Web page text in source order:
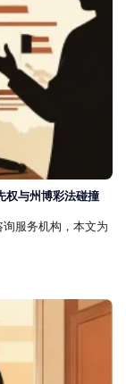
权与州博彩法碰撞
服务机构，本文为